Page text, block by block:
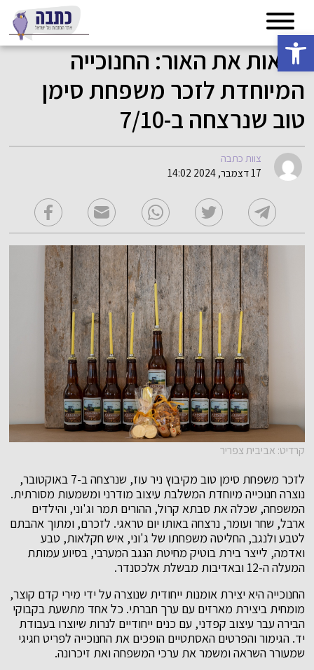
פתח סרגל נגישות
לראות את האור: החנוכייה
המיוחדת לזכר משפחת סימן
טוב שנרצחה ב-7/10
צוות כתבה
17 דצמבר, 2024 14:02
קרדיט: אביבית צפריר
לזכר משפחת סימן טוב מקיבוץ ניר עוז, שנרצחה ב-7 באוקטובר,
נוצרה חנוכייה מיוחדת המשלבת עיצוב מודרני ומשמעות מסורתית.
המשפחה, שכלה את סבתא קרול, ההורים תמר וג'וני, והילדים
ארבל, שחר ועומר, נרצחה באותו יום טראגי. לזכרם, ומתוך אהבתם
לטבע ולנגב, החליטה משפחתו של ג'וני, איש חקלאות, טבע
ואדמה, לייצר בירת בוטיק מחיטת הנגב המערבי, בסיוע עמותת
המעלה ה-12 ובאדיבות מבשלת אלכסנדר.
החנוכייה היא יצירת אומנות ייחודית שנוצרה על ידי מירי קדם קוצר,
מומחית ביצירת מארזים עם ערך חברתי. כל אחד מתשעת בקבוקי
הבירה עבר עיצוב קפדני, עם כנים ייחודיים לנרות שיוצרו בעבודת
יד. הגימור והפרטים האסתטיים הופכים את החנוכייה לפריט חגיגי
שמעורר השראה ומשמר את ערכי המשפחה ואת זיכרונה.